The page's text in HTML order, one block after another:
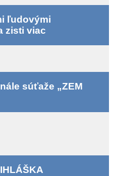
ľudovými
zisti viac
súťaže „ZEM